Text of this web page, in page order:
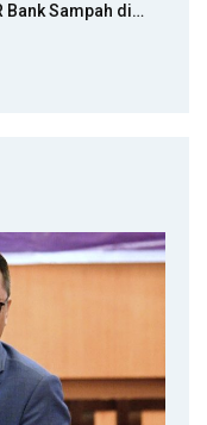
Bank Sampah di…